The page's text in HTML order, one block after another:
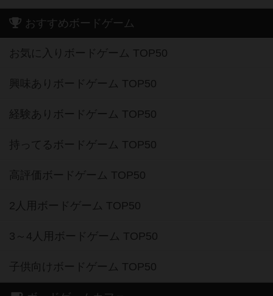
おすすめボードゲーム
お気に入りボードゲーム TOP50
興味ありボードゲーム TOP50
経験ありボードゲーム TOP50
持ってるボードゲーム TOP50
高評価ボードゲーム TOP50
2人用ボードゲーム TOP50
3～4人用ボードゲーム TOP50
子供向けボードゲーム TOP50